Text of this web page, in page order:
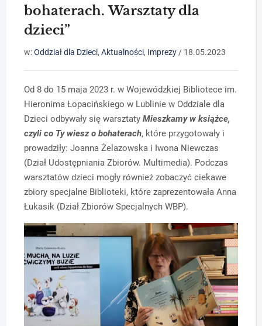
bohaterach. Warsztaty dla
dzieci”
w:Oddział dla Dzieci,Aktualności, Imprezy / 18.05.2023
Od 8 do 15 maja 2023 r. w Wojewódzkiej Bibliotece im.
Hieronima Łopacińskiego w Lublinie w Oddziale dla
Dzieci odbywały się warsztatyMieszkamy w książce,
czyli co Ty wiesz o bohaterach, które przygotowały i
prowadziły: Joanna Żelazowska i Iwona Niewczas
(Dział Udostępniania Zbiorów. Multimedia). Podczas
warsztatów dzieci mogły również zobaczyć ciekawe
zbiory specjalne Biblioteki, które zaprezentowała Anna
Łukasik (Dział Zbiorów Specjalnych WBP).